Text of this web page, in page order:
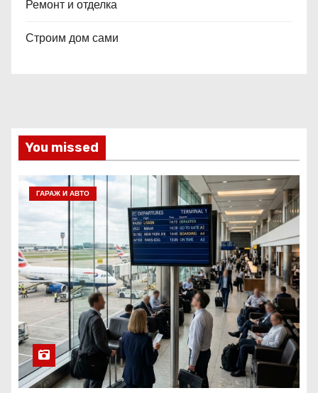
Ремонт и отделка
Строим дом сами
You missed
ГАРАЖ И АВТО